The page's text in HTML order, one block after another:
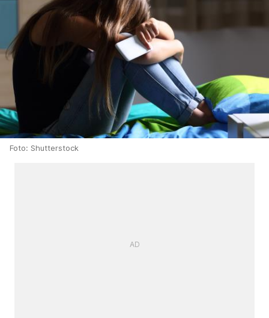
Foto: Shutterstock